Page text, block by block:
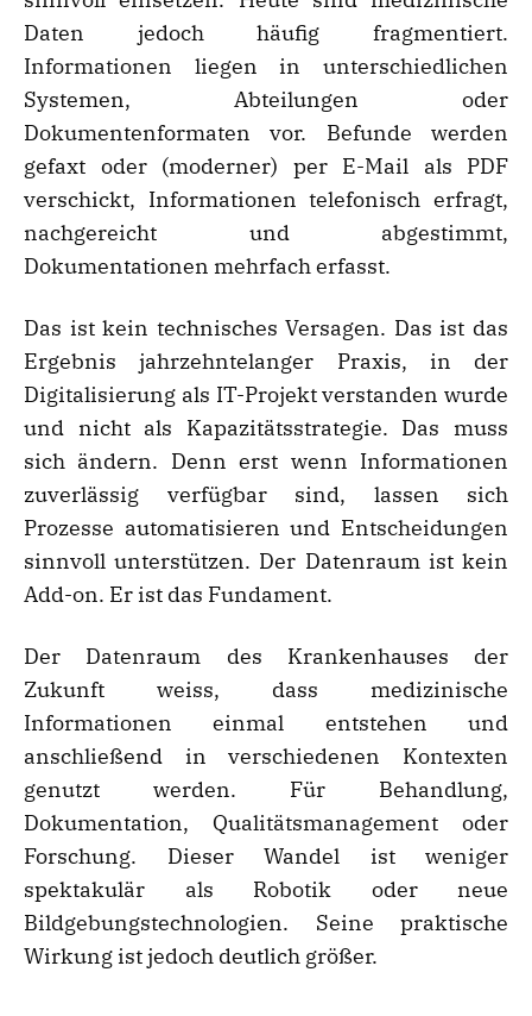
Daten jedoch häufig fragmentiert.
Informationen liegen in unterschiedlichen
Systemen, Abteilungen oder
Dokumentenformaten vor. Befunde werden
gefaxt oder (moderner) per E-Mail als PDF
verschickt, Informationen telefonisch erfragt,
nachgereicht und abgestimmt,
Dokumentationen mehrfach erfasst.
Das ist kein technisches Versagen. Das ist das
Ergebnis jahrzehntelanger Praxis, in der
Digitalisierung als IT-Projekt verstanden wurde
und nicht als Kapazitätsstrategie. Das muss
sich ändern. Denn erst wenn Informationen
zuverlässig verfügbar sind, lassen sich
Prozesse automatisieren und Entscheidungen
sinnvoll unterstützen. Der Datenraum ist kein
Add-on. Er ist das Fundament.
Der Datenraum des Krankenhauses der
Zukunft weiss, dass medizinische
Informationen einmal entstehen und
anschließend in verschiedenen Kontexten
genutzt werden. Für Behandlung,
Dokumentation, Qualitätsmanagement oder
Forschung. Dieser Wandel ist weniger
spektakulär als Robotik oder neue
Bildgebungstechnologien. Seine praktische
Wirkung ist jedoch deutlich größer.